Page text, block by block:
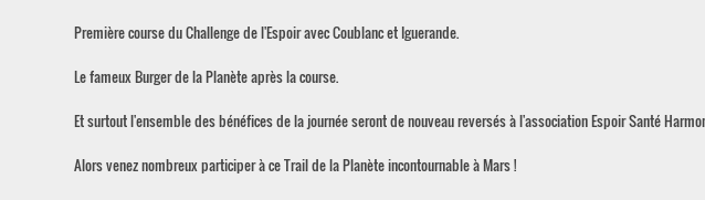
Première course du Challenge de l'Espoir avec Coublanc et Iguerande.
Le fameux Burger de la Planète après la course.
Et surtout l'ensemble des bénéfices de la journée seront de nouveau reversés à l'association Espoir Santé
Alors venez nombreux participer à ce Trail de la Planète incontournable à Mars !